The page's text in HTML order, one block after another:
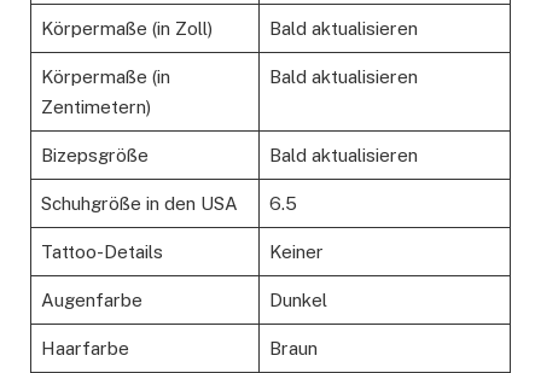
Körpermaße (in Zoll) Bald aktualisieren
Körpermaße (in
Zentimetern)
Bald aktualisieren
Bizepsgröße Bald aktualisieren
Schuhgröße in den USA 6.5
Tattoo-Details Keiner
Augenfarbe Dunkel
Haarfarbe Braun